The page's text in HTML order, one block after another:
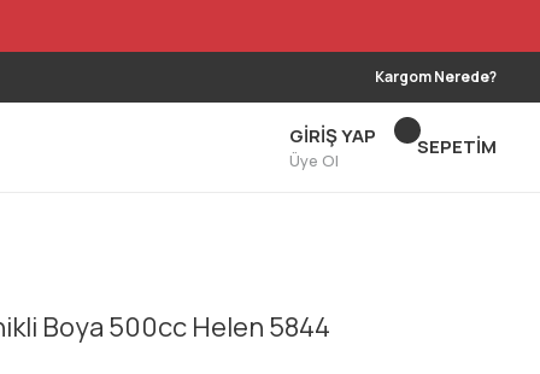
Kargom Nerede?
GİRİŞ YAP
Üye Ol
SEPETİM
Boya 500cc Helen 5844